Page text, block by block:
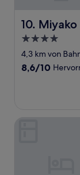
10.
Miyako Hotel
4.0-
Sterne-
Unterkunft
4,3 km von
8.6
Bewertungen)
8,6/10